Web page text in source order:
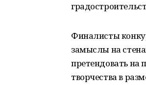
Финалисты
замыслы на
претендовать на
творчества в